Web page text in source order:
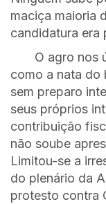
maciça maioria
candidatura era
O agro nos
como a nata do
sem preparo
seus próprios
contribuição
não soube
Limitou-se a
do plenário da
protesto contra